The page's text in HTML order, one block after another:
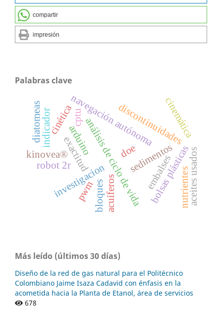
compartir
impresión
Palabras clave
investigacion
arduinoanálisis de ciclo de vidadiscontinuidades
navegación autónoma
cptu
exactitud sedimentos
kinovea®
cinemática
cinética
bolsas plásticas
acuíferos aceites usados
bloques
indicador
doe
nutrientes
robot 2r
pwm embalses
diatomeas
Más leído (últimos 30 días)
Diseño de la red de gas natural para el Politécnico
Colombiano Jaime Isaza Cadavid con énfasis en la
acometida hacia la Planta de Etanol, área de servicios
678